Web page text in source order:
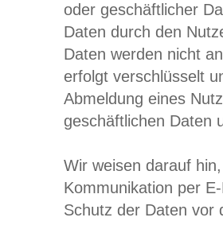
oder geschäftlicher
Daten durch den
Daten werden nicht
erfolgt verschlüsselt
Abmeldung eines
geschäftlichen Daten
Wir weisen darauf
Kommunikation per
Schutz der Daten vor